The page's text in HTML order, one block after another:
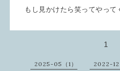
もし見かけたら笑ってやって
1
2025-05（1） 2022-12